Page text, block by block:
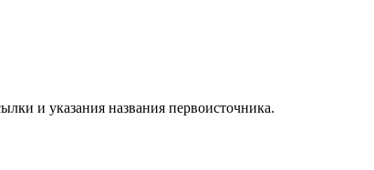
и указания названия первоисточника.